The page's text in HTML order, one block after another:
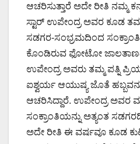
ಆಚರಿಸುತ್ತಾರೆ ಅದೇ ರೀತಿ ನಮ್ಮ
ಸ್ಟಾರ್ ಉಪೇಂದ್ರ ಅವರ ಕೂಡ
ಸಡಗರ-ಸಂಭ್ರಮದಿಂದ ಸಂಕ್ರಾಂತಿ
ಕೊಂಡಿರುವ ಫೋಟೋ
ಉಪೇಂದ್ರ ಅವರು ತಮ್ಮ ಪತ್ನಿ
ಐಶ್ವರ್ಯ ಆಯುಷ್ಯ ಜೊತೆ
ಆಚರಿಸಿದ್ದಾರೆ. ಉಪೇಂದ್ರ ಅವರ
ಸಂಕ್ರಾಂತಿಯನ್ನು ಅತ್ಯಂತ
ಅದೇ ರೀತಿ ಈ ವರ್ಷವೂ ಕೂಡ